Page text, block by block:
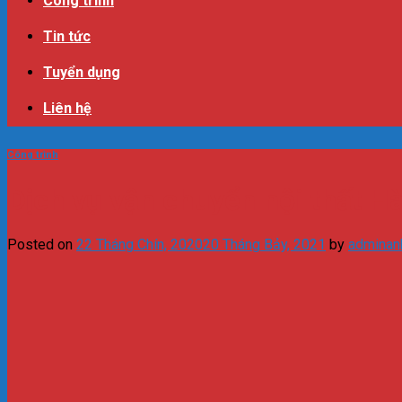
Tin tức
Tuyển dụng
Liên hệ
Công trình
Posted on 22 Tháng Chín, 202020 Tháng Bảy, 2021 by